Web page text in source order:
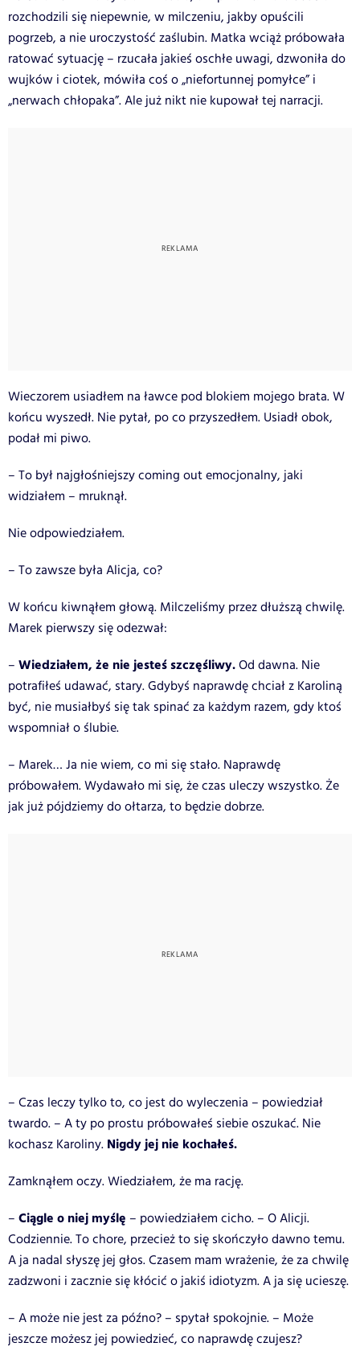
rozchodzili się niepewnie, w milczeniu, jakby opuścili
pogrzeb, a nie uroczystość zaślubin. Matka wciąż próbowała
ratować sytuację – rzucała jakieś oschłe uwagi, dzwoniła do
wujków i ciotek, mówiła coś o „niefortunnej pomyłce” i
„nerwach chłopaka”. Ale już nikt nie kupował tej narracji.
Wieczorem usiadłem na ławce pod blokiem mojego brata. W
końcu wyszedł. Nie pytał, po co przyszedłem. Usiadł obok,
podał mi piwo.
– To był najgłośniejszy coming out emocjonalny, jaki
widziałem – mruknął.
Nie odpowiedziałem.
– To zawsze była Alicja, co?
W końcu kiwnąłem głową. Milczeliśmy przez dłuższą chwilę.
Marek pierwszy się odezwał:
– Wiedziałem, że nie jesteś szczęśliwy.Od dawna. Nie
potrafiłeś udawać, stary. Gdybyś naprawdę chciał z Karoliną
być, nie musiałbyś się tak spinać za każdym razem, gdy ktoś
wspomniał o ślubie.
– Marek… Ja nie wiem, co mi się stało. Naprawdę
próbowałem. Wydawało mi się, że czas uleczy wszystko. Że
jak już pójdziemy do ołtarza, to będzie dobrze.
– Czas leczy tylko to, co jest do wyleczenia – powiedział
twardo. – A ty po prostu próbowałeś siebie oszukać. Nie
kochasz Karoliny. Nigdy jej nie kochałeś.
Zamknąłem oczy. Wiedziałem, że ma rację.
– Ciągle o niej myślę – powiedziałem cicho. – O Alicji.
Codziennie. To chore, przecież to się skończyło dawno temu.
A ja nadal słyszę jej głos. Czasem mam wrażenie, że za chwilę
zadzwoni i zacznie się kłócić o jakiś idiotyzm. A ja się ucieszę.
– A może nie jest za późno? – spytał spokojnie. – Może
jeszcze możesz jej powiedzieć, co naprawdę czujesz?